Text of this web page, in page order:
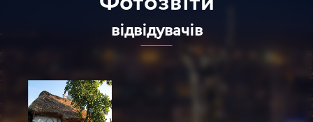
відвідувачів